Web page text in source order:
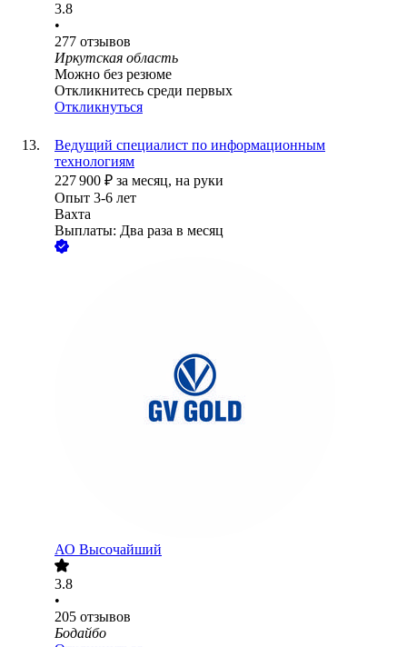
3.8
•
277 отзывов
Иркутская область
Можно без резюме
Откликнитесь среди первых
Откликнуться
Ведущий специалист по информационным
технологиям
227 900 ₽ за месяц, на руки
Опыт 3-6 лет
Вахта
Выплаты: Два раза в месяц
АО Высочайший
3.8
•
205 отзывов
Бодайбо